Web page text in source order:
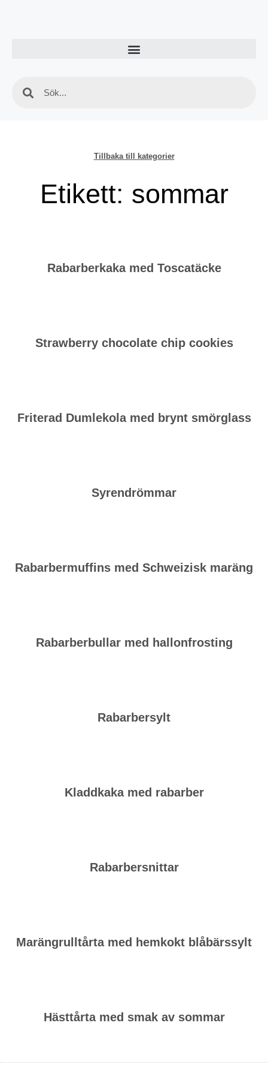
Tillbaka till kategorier
Etikett: sommar
Rabarberkaka med Toscatäcke
Strawberry chocolate chip cookies
Friterad Dumlekola med brynt smörglass
Syrendrömmar
Rabarbermuffins med Schweizisk maräng
Rabarberbullar med hallonfrosting
Rabarbersylt
Kladdkaka med rabarber
Rabarbersnittar
Marängrulltårta med hemkokt blåbärssylt
Hästtårta med smak av sommar